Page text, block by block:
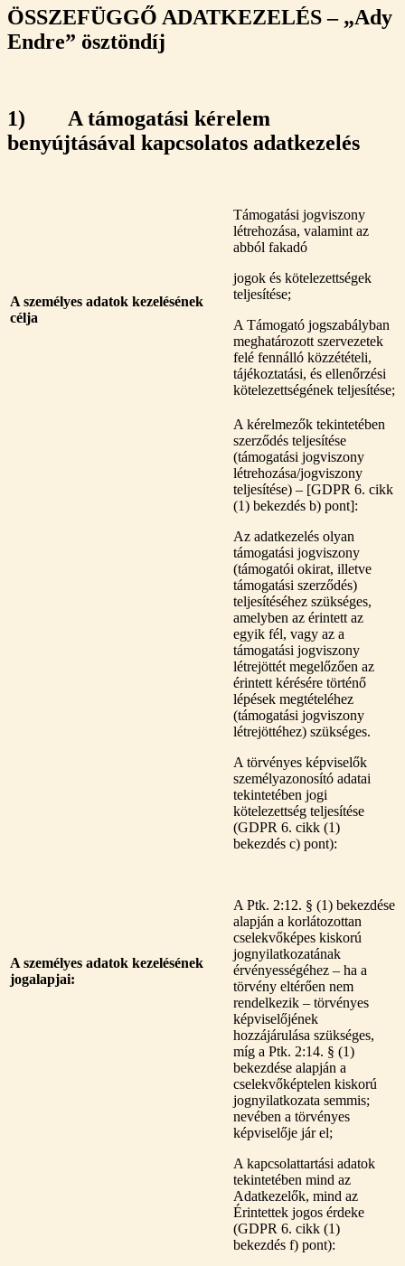
ÖSSZEFÜGGŐ ADATKEZELÉS – „Ady
Endre” ösztöndíj
1) A támogatási kérelem
benyújtásával kapcsolatos adatkezelés
A személyes adatok kezelésének
célja
Támogatási jogviszony
létrehozása, valamint az
abból fakadó
jogok és kötelezettségek
teljesítése;
A Támogató jogszabályban
meghatározott szervezetek
felé fennálló közzétételi,
tájékoztatási, és ellenőrzési
kötelezettségének teljesítése;
A személyes adatok kezelésének
jogalapjai:
A kérelmezők tekintetében
szerződés teljesítése
(támogatási jogviszony
létrehozása/jogviszony
teljesítése) – [GDPR 6. cikk
(1) bekezdés b) pont]:
Az adatkezelés olyan
támogatási jogviszony
(támogatói okirat, illetve
támogatási szerződés)
teljesítéséhez szükséges,
amelyben az érintett az
egyik fél, vagy az a
támogatási jogviszony
létrejöttét megelőzően az
érintett kérésére történő
lépések megtételéhez
(támogatási jogviszony
létrejöttéhez) szükséges.
A törvényes képviselők
személyazonosító adatai
tekintetében jogi
kötelezettség teljesítése
(GDPR 6. cikk (1)
bekezdés c) pont):
A Ptk. 2:12. § (1) bekezdése
alapján a korlátozottan
cselekvőképes kiskorú
jognyilatkozatának
érvényességéhez – ha a
törvény eltérően nem
rendelkezik – törvényes
képviselőjének
hozzájárulása szükséges,
míg a Ptk. 2:14. § (1)
bekezdése alapján a
cselekvőképtelen kiskorú
jognyilatkozata semmis;
nevében a törvényes
képviselője jár el;
A kapcsolattartási adatok
tekintetében mind az
Adatkezelők, mind az
Érintettek jogos érdeke
(GDPR 6. cikk (1)
bekezdés f) pont):